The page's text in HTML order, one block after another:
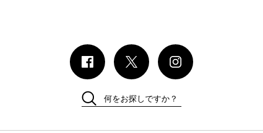
何をお探しですか？